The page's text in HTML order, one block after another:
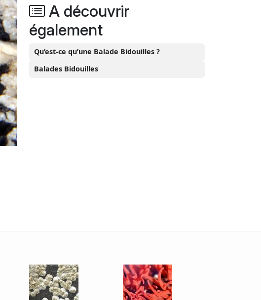
A découvrir
également
Qu’est-ce qu’une Balade Bidouilles ?
Balades Bidouilles